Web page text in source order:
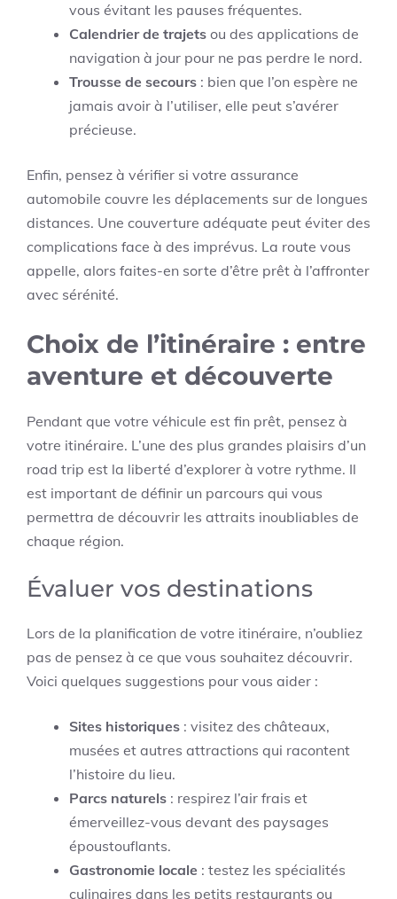
vous évitant les pauses fréquentes.
Calendrier de trajets ou des applications de
navigation à jour pour ne pas perdre le nord.
Trousse de secours : bien que l’on espère ne
jamais avoir à l’utiliser, elle peut s’avérer
précieuse.
Enfin, pensez à vérifier si votre assurance
automobile couvre les déplacements sur de longues
distances. Une couverture adéquate peut éviter des
complications face à des imprévus. La route vous
appelle, alors faites-en sorte d’être prêt à l’affronter
avec sérénité.
Choix de l’itinéraire : entre
aventure et découverte
Pendant que votre véhicule est fin prêt, pensez à
votre itinéraire. L’une des plus grandes plaisirs d’un
road trip est la liberté d’explorer à votre rythme. Il
est important de définir un parcours qui vous
permettra de découvrir les attraits inoubliables de
chaque région.
Évaluer vos destinations
Lors de la planification de votre itinéraire, n’oubliez
pas de pensez à ce que vous souhaitez découvrir.
Voici quelques suggestions pour vous aider :
Sites historiques : visitez des châteaux,
musées et autres attractions qui racontent
l’histoire du lieu.
Parcs naturels : respirez l’air frais et
émerveillez-vous devant des paysages
époustouflants.
Gastronomie locale : testez les spécialités
culinaires dans les petits restaurants ou